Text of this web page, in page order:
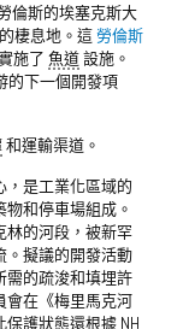
倫斯的埃塞克斯大
棲息地。這勞倫斯
施了 魚道設施。
的下一個開發項
和運輸渠道。
，是工業化區域的
和停車場組成。
林的河段，被新罕
。擬議的開發活動
需的疏浚和填埋許
會在《梅里馬克河
護狀態還根據 NH